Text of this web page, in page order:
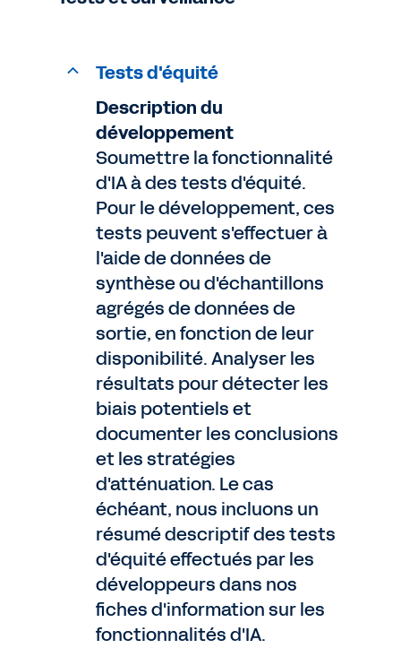
Tests d'équité
Description du
développement
Soumettre la fonctionnalité
d'IA à des tests d'équité.
Pour le développement, ces
tests peuvent s'effectuer à
l'aide de données de
synthèse ou d'échantillons
agrégés de données de
sortie, en fonction de leur
disponibilité. Analyser les
résultats pour détecter les
biais potentiels et
documenter les conclusions
et les stratégies
d'atténuation. Le cas
échéant, nous incluons un
résumé descriptif des tests
d'équité effectués par les
développeurs dans nos
fiches d'information sur les
fonctionnalités d'IA.